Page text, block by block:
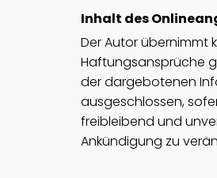
Inhalt des
Der Autor übernimmt
Haftungsansprüche
der dargebotenen
ausgeschlossen,
freibleibend und
Ankündigung zu